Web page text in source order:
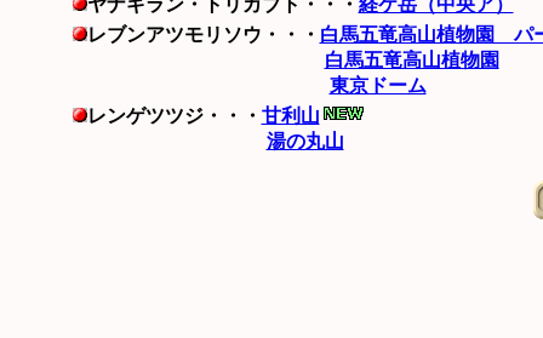
ヤナギラン・トリカブト・・・ 経ケ岳（中央ア）
レブンアツモリソウ・・・ 白馬五竜高山植物園 パ
白馬五竜高山植物園
東京ドーム
レンゲツツジ・・・ 甘利山
湯の丸山